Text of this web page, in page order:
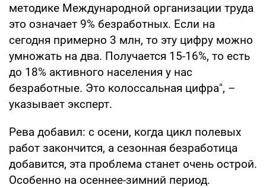
методике Международной организации труда
это означает 9% безработных. Если на
сегодня примерно 3 млн, то эту цифру можно
умножать на два. Получается 15-16%, то есть
до 18% активного населения у нас
безработные. Это колоссальная цифра", –
указывает эксперт.
Рева добавил: с осени, когда цикл полевых
работ закончится, а сезонная безработица
добавится, эта проблема станет очень острой.
Особенно на осеннее-зимний период.